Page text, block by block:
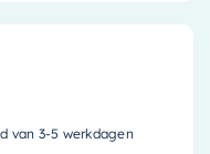
van 3-5 werkdagen